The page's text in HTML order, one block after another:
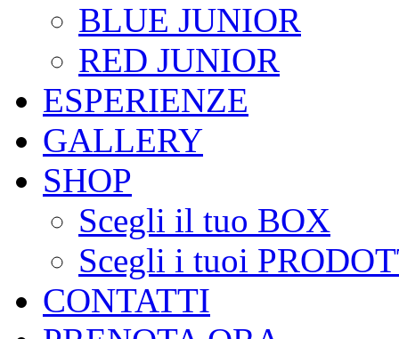
BLUE JUNIOR
RED JUNIOR
ESPERIENZE
GALLERY
SHOP
Scegli il tuo BOX
Scegli i tuoi
CONTATTI